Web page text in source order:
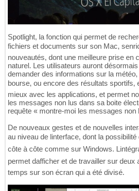
Spotlight, la fonction qui permet de
fichiers et documents sur son Mac,
nouveautés, dont une meilleure prise en
naturel. Les utilisateurs auront
demander des informations sur la
bourse, ou encore des résultats sportifs,
mieux avec les applications, et permet
les messages non lus dans sa boite
requête « montre-moi les messages non
De nouveaux gestes et de nouvelles
au niveau de linterface, dont la
côte à côte comme sur Windows.
permet dafficher et de travailler sur
temps sur son écran qui a été divisé.